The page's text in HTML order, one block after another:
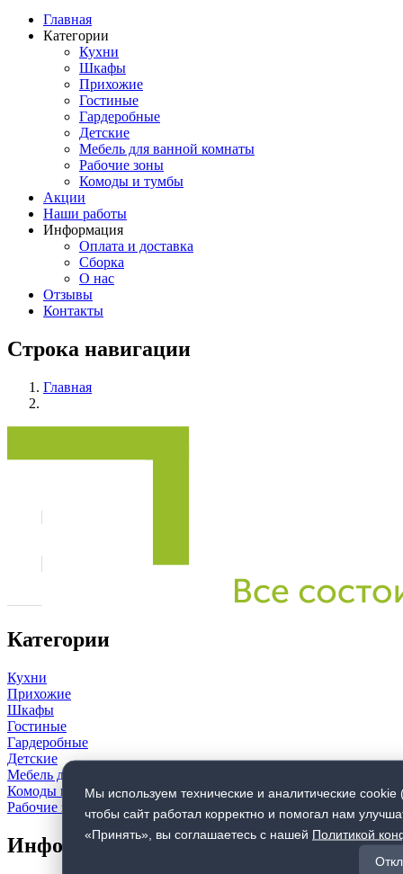
Главная
Категории
Кухни
Шкафы
Прихожие
Гостиные
Гардеробные
Детские
Мебель для ванной комнаты
Рабочие зоны
Комоды и тумбы
Акции
Наши работы
Информация
Оплата и доставка
Сборка
О нас
Отзывы
Контакты
Строка навигации
Главная
Мы используем технические и аналитические
чтобы сайт работал корректно и помогал нам
«Принять», вы соглашаетесь с нашей Политикой
Категории
Кухни
Прихожие
Шкафы
Гостиные
Гардеробные
Детские
Мебель для ванной комнаты
Комоды и тумбы
Рабочие зоны
Информация